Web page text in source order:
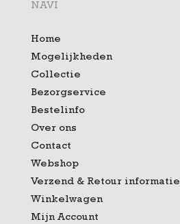
NAVI
Home
Mogelijkheden
Collectie
Bezorgservice
Bestelinfo
Over ons
Contact
Webshop
Verzend & Retour informatie
Winkelwagen
Mijn Account